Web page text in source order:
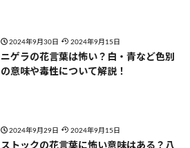
2024年9月30日 2024年9月15日
ニゲラの花言葉は怖い？白・青など色別
の意味や毒性について解説！
2024年9月29日 2024年9月15日
ストックの花言葉に怖い意味はある？八